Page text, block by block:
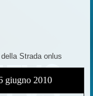
Strada onlus
giugno 2010